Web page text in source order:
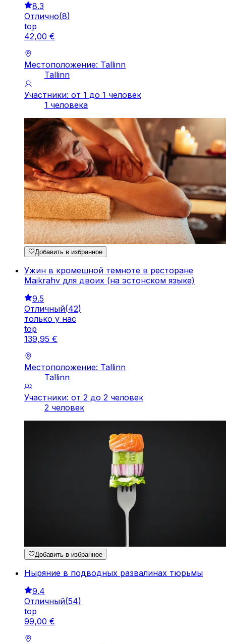
8.3
Отлично(8)
top
42,00 €
Местоположение: Tallinn
Tallinn
Участники: от 1 до 1 человек
1 человека
Добавить в избранное
Ужин в кромешной темноте в ресторане
Maikrahv для двоих (на эстонском языке)
9.5
Отличный(42)
только у нас
top
139,95 €
Местоположение: Tallinn
Tallinn
Участники: от 2 до 2 человек
2 человек
Добавить в избранное
Ныряние в подводных развалинах тюрьмы
9.4
Отличный(54)
top
99,00 €